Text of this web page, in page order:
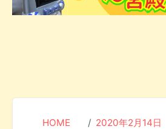
HOME 2020年2月14日